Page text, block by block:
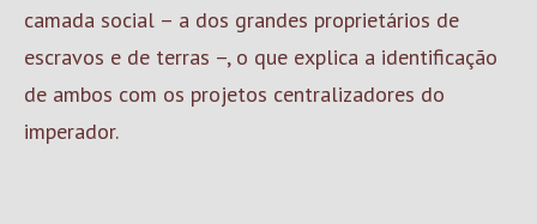
camada social – a dos grandes proprietários de
escravos e de terras –, o que explica a identificação
de ambos com os projetos centralizadores do
imperador.